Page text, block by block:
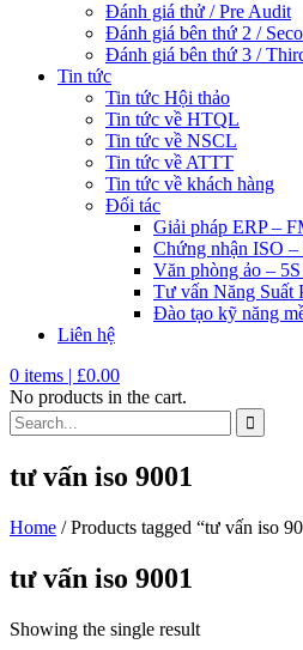
Đánh giá thử / Pre Audit
Đánh giá bên thứ 2 /
Đánh giá bên thứ 3 /
Tin tức
Tin tức Hội thảo
Tin tức về HTQL
Tin tức về NSCL
Tin tức về ATTT
Tin tức về khách hàng
Đối tác
Giải pháp ERP –
Chứng nhận ISO
Văn phòng ảo –
Tư vấn Năng Suất
Đào tạo kỹ năng
Liên hệ
0 items | £0.00
No products in the cart.
tư vấn iso 9001
Home / Products tagged “tư vấn iso
tư vấn iso 9001
Showing the single result